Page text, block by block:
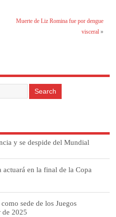
Muerte de Liz Romina fue por dengue
visceral»
y se despide del Mundial
en la final de la Copa
sede de los Juegos
de 2025